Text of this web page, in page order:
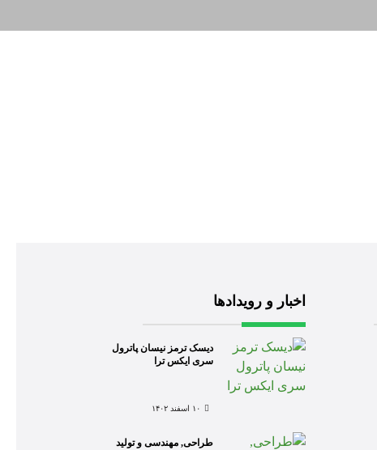
اخبار و رویدادها
دیسک ترمز نیسان پاترول
سری ایکس ترا
۱۰ اسفند ۱۴۰۲
طراحی, مهندسی و تولید